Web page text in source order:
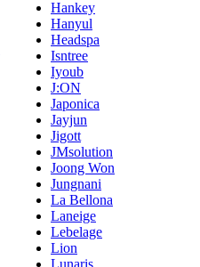
Hankey
Hanyul
Headspa
Isntree
Iyoub
J:ON
Japonica
Jayjun
Jigott
JMsolution
Joong Won
Jungnani
La Bellona
Laneige
Lebelage
Lion
Lunaris